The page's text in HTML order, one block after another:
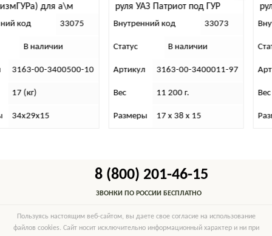
руля УАЗ Патриот под ГУР
Delphi (с сошкой)
Внутренний код 33073
Статус В наличии
Артикул 3163-00-3400011-97
Вес
Размеры
руля УАЗ 452 (без
Внутренний код
Статус В наличии
Артикул 2206-95-
Вес
Размеры
8 (800) 201-46-15
ЗВОНКИ ПО РОССИИ БЕСПЛАТНО
Пользуясь настоящим веб-сайтом, вы даете свое согласие на использование
файлов cookies. Сайт носит исключительно информационный характер и ни при